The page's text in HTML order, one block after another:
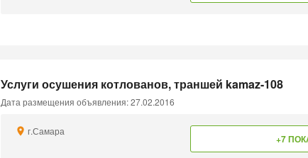
Услуги осушения котлованов, траншей kamaz-108
Дата размещения объявления: 27.02.2016
г.Самара
+7